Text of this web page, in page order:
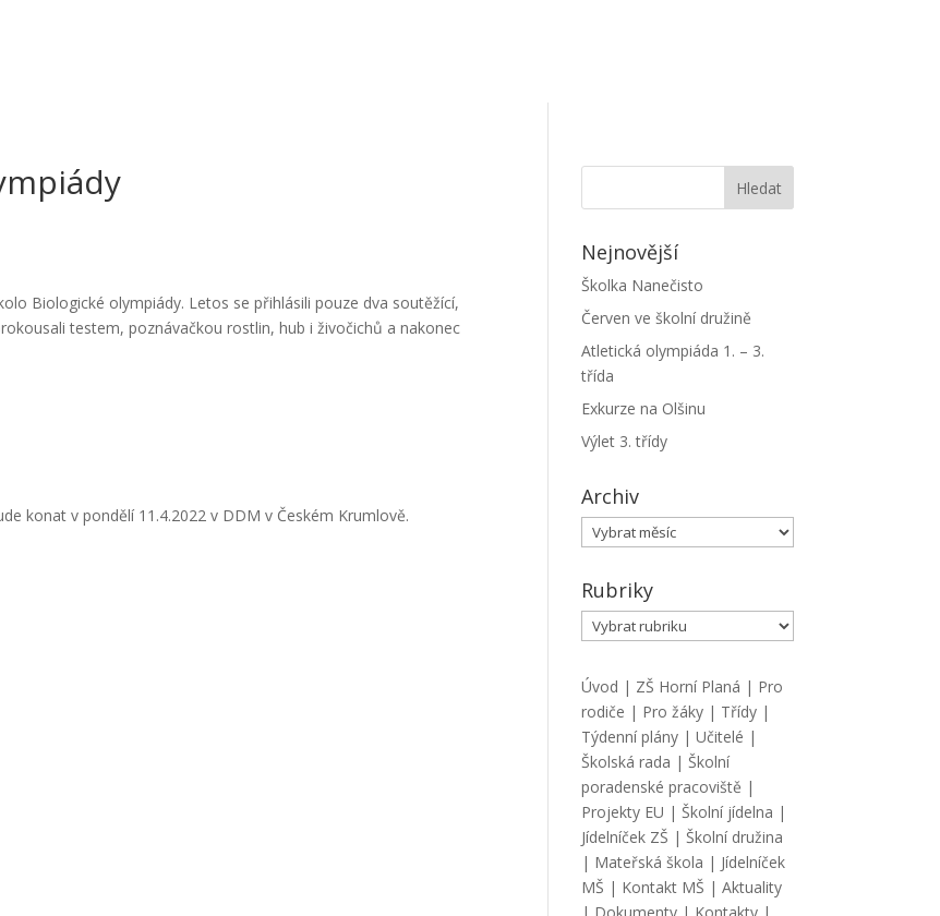
Biologické olympiády. Letos se přihlásili pouze dva soutěžící,
testem, poznávačkou rostlin, hub i živočichů a nakonec
konat v pondělí 11.4.2022 v DDM v Českém Krumlově.
Nejnovější
Školka Nanečisto
Červen ve školní družině
Atletická olympiáda 1. – 3.
třída
Exkurze na Olšinu
Výlet 3. třídy
Archiv
Archiv
Rubriky
Rubriky
Úvod | ZŠ Horní Planá | Pro
rodiče | Pro žáky | Třídy |
Týdenní plány |Učitelé |
Školská rada |Školní
poradenské pracoviště |
Projekty EU |Školní jídelna |
Jídelníček ZŠ |Školní družina
| Mateřská škola | Jídelníček
MŠ | Kontakt MŠ |Aktuality